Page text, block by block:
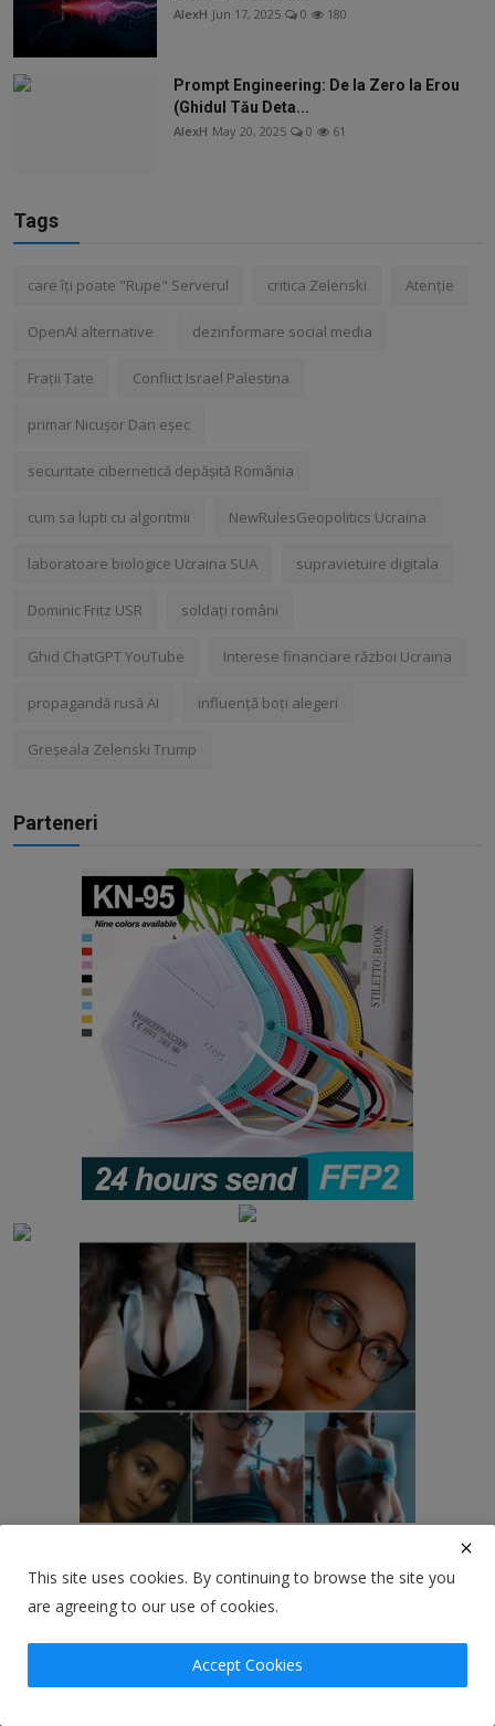
AlexH Jun 17, 2025 0 180
Prompt Engineering: De la Zero la Erou
(Ghidul Tău Deta...
AlexH May 20, 2025 0 61
Tags
care îți poate "Rupe" Serverul critica Zelenski Atenție
OpenAI alternative dezinformare social media
Frații Tate Conflict Israel Palestina
primar Nicușor Dan eșec
securitate cibernetică depășită România
cum sa lupti cu algoritmii NewRulesGeopolitics Ucraina
laboratoare biologice Ucraina SUA supravietuire digitala
Dominic Fritz USR soldați români
Ghid ChatGPT YouTube Interese financiare război Ucraina
propagandă rusă AI influență boți alegeri
Greșeala Zelenski Trump
Parteneri
This site uses cookies. By continuing to browse the site you
are agreeing to our use of cookies.
Accept Cookies